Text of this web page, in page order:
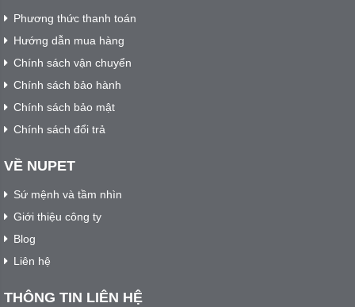
Phương thức thanh toán
Hướng dẫn mua hàng
Chính sách vận chuyển
Chính sách bảo hành
Chính sách bảo mật
Chính sách đổi trả
VỀ NUPET
Sứ mệnh và tầm nhìn
Giới thiệu công ty
Blog
Liên hệ
THÔNG TIN LIÊN HỆ